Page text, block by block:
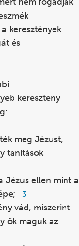
keresztények
és
keresztény
meg Jézust,
tanítások
Jézus ellen mint a
Footnote
3
3
vád, miszerint
ők maguk az